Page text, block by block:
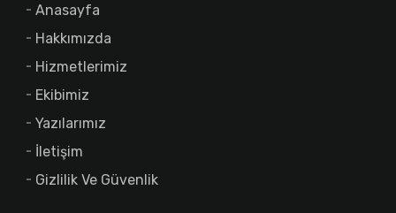
Anasayfa
Hakkımızda
Hizmetlerimiz
Ekibimiz
Yazılarımız
İletişim
Gizlilik Ve Güvenlik